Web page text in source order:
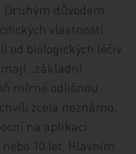
důvodem
vlastností
od biologických léčiv
„základní
mírně odlišnou
zcela neznámo,
na aplikaci
10 let. Hlavním